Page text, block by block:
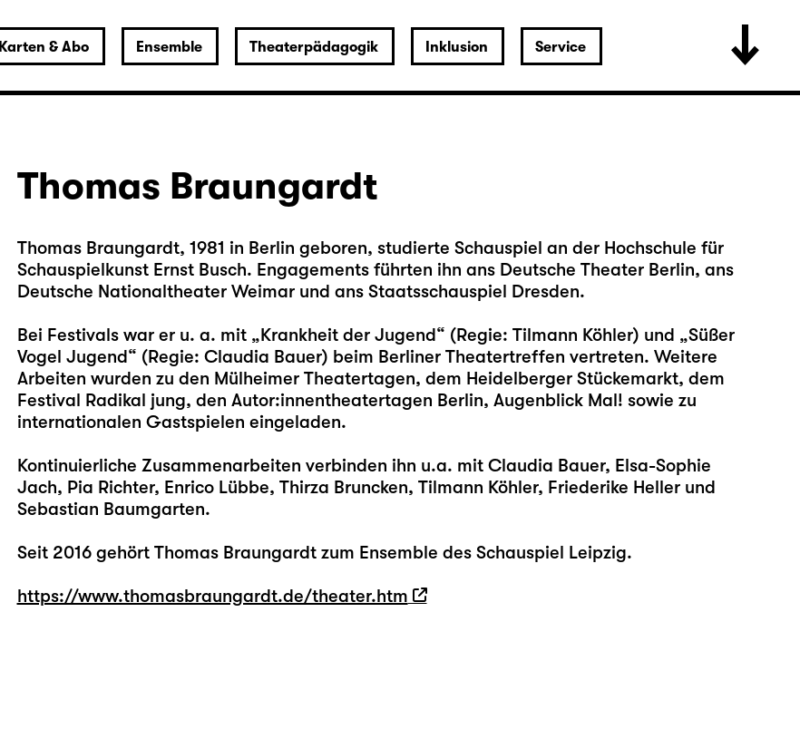
Karten & Abo Ensemble Theaterpädagogik Inklusion Service
Thomas Braungardt
Thomas Braungardt, 1981 in Berlin geboren, studierte Schauspiel an der Hochschule für
Schauspielkunst Ernst Busch. Engagements führten ihn ans Deutsche Theater Berlin, ans
Deutsche Nationaltheater Weimar und ans Staatsschauspiel Dresden.
Bei Festivals war er u. a. mit „Krankheit der Jugend“ (Regie: Tilmann Köhler) und „Süßer
Vogel Jugend“ (Regie: Claudia Bauer) beim Berliner Theatertreffen vertreten. Weitere
Arbeiten wurden zu den Mülheimer Theatertagen, dem Heidelberger Stückemarkt, dem
Festival Radikal jung, den Autor:innentheatertagen Berlin, Augenblick Mal! sowie zu
internationalen Gastspielen eingeladen.
Kontinuierliche Zusammenarbeiten verbinden ihn u.a. mit Claudia Bauer, Elsa-Sophie
Jach, Pia Richter, Enrico Lübbe, Thirza Bruncken, Tilmann Köhler, Friederike Heller und
Sebastian Baumgarten.
Seit 2016 gehört Thomas Braungardt zum Ensemble des Schauspiel Leipzig.
https://www.thomasbraungardt.de/theater.htm